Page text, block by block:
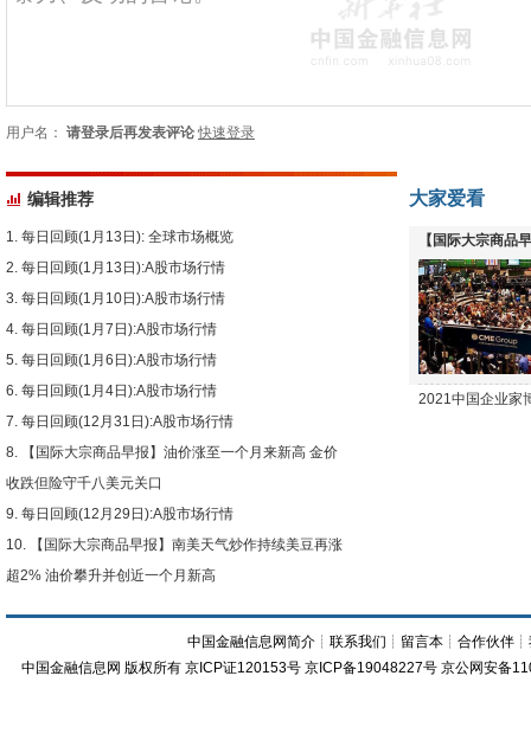
用户名： 请登录后再发表评论 快速登录
编辑推荐
每日回顾(1月13日): 全球市场概览
每日回顾(1月13日):A股市场行情
每日回顾(1月10日):A股市场行情
每日回顾(1月7日):A股市场行情
每日回顾(1月6日):A股市场行情
每日回顾(1月4日):A股市场行情
每日回顾(12月31日):A股市场行情
【国际大宗商品早报】油价涨至一个月来新高 金价
收跌但险守千八美元关口
每日回顾(12月29日):A股市场行情
【国际大宗商品早报】南美天气炒作持续美豆再涨
超2% 油价攀升并创近一个月新高
大家爱看
【国际大宗商品
下跌
2021中国企业家
中国金融信息网简介 ┊联系我们 ┊ 留言本 ┊合作伙伴 ┊
中国金融信息网 版权所有 京ICP证120153号 京ICP备19048227号 京公网安备